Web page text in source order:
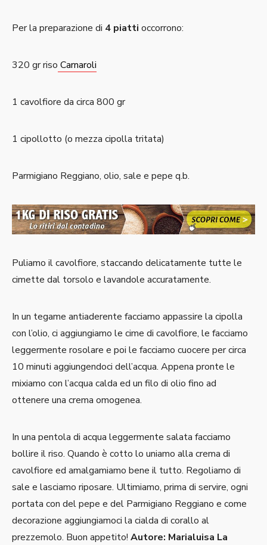
Per la preparazione di 4 piatti occorrono:
320 gr riso Carnaroli
1 cavolfiore da circa 800 gr
1 cipollotto (o mezza cipolla tritata)
Parmigiano Reggiano, olio, sale e pepe q.b.
Puliamo il cavolfiore, staccando delicatamente tutte le
cimette dal torsolo e lavandole accuratamente.
In un tegame antiaderente facciamo appassire la cipolla
con l’olio, ci aggiungiamo le cime di cavolfiore, le facciamo
leggermente rosolare e poi le facciamo cuocere per circa
10 minuti aggiungendoci dell’acqua. Appena pronte le
mixiamo con l’acqua calda ed un filo di olio fino ad
ottenere una crema omogenea.
In una pentola di acqua leggermente salata facciamo
bollire il riso. Quando è cotto lo uniamo alla crema di
cavolfiore ed amalgamiamo bene il tutto. Regoliamo di
sale e lasciamo riposare. Ultimiamo, prima di servire, ogni
portata con del pepe e del Parmigiano Reggiano e come
decorazione aggiungiamoci la cialda di corallo al
prezzemolo. Buon appetito! Autore: Marialuisa La